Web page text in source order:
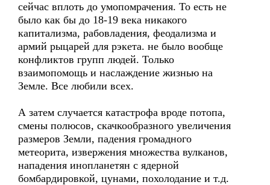
сейчас вплоть до умопомрачения. То есть не
было как бы до 18-19 века никакого
капитализма, рабовладения, феодализма и
армий рыцарей для рэкета. не было вообще
конфликтов групп людей. Только
взаимопомощь и наслаждение жизнью на
Земле. Все любили всех.
А затем случается катастрофа вроде потопа,
смены полюсов, скачкообразного увеличения
размеров Земли, падения громадного
метеорита, извержения множества вулканов,
нападения инопланетян с ядерной
бомбардировкой, цунами, похолодание и т.д.